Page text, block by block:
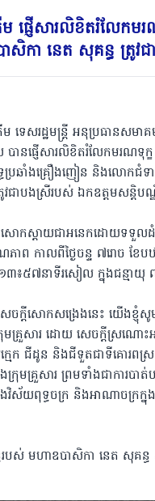
ផ្ញើសារលិខិតរំលែកម
កា នេត សុគន្ធ ត្រូវ
ទេសរដ្ឋមន្ត្រី អនុប្រធានសម
បានផ្ញើសារលិខិតរំលែកមរណទុ
យុទ្ធប្រឆាំងគ្រឿងញៀន និងលោក
ជាបងស្រីរបស់ ឯកឧត្តមសន្តិប
ងសោកស្តាយជាអនេកដោយទទួ
ព កាលពីថ្ងៃចន្ទ ៧រោច ខែ
៣៖៥៧នាទីរសៀល ក្នុងជន្មាយុ
ចក្តីសោកសង្រេងនេះ យើងខ្
គ្រួសារ ដោយ សេចក្តីស្រណោះ
ក្មេក ជីដូន និងជីទួតជាទីគោរព
គ្រួសារ ព្រមទាំងជាការបា
នុងវិស័យពុទ្ធចក្រ និងអាណាចក្រក្
របស់ មហាឧបាសិកា នេត សុ